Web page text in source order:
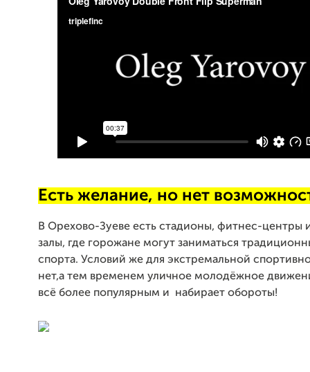
Есть желание, но нет
В Орехово-Зуеве есть стадионы, фитнес-центры
залы, где горожане могут заниматься
спорта. Условий же для экстремальной
нет,а тем временем уличное молодёжное
всё более популярным и набирает обороты!